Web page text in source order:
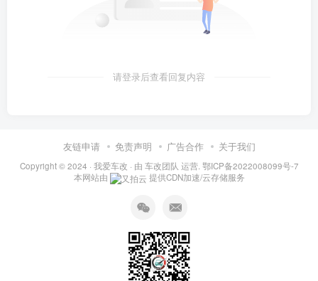
请登录后查看回复内容
友链申请 免责声明 广告合作 关于我们
Copyright © 2024 · 我爱车改 · 由 车改团队 运营. 鄂ICP备2022008099号-7
本网站由
提供CDN加速/云存储服务